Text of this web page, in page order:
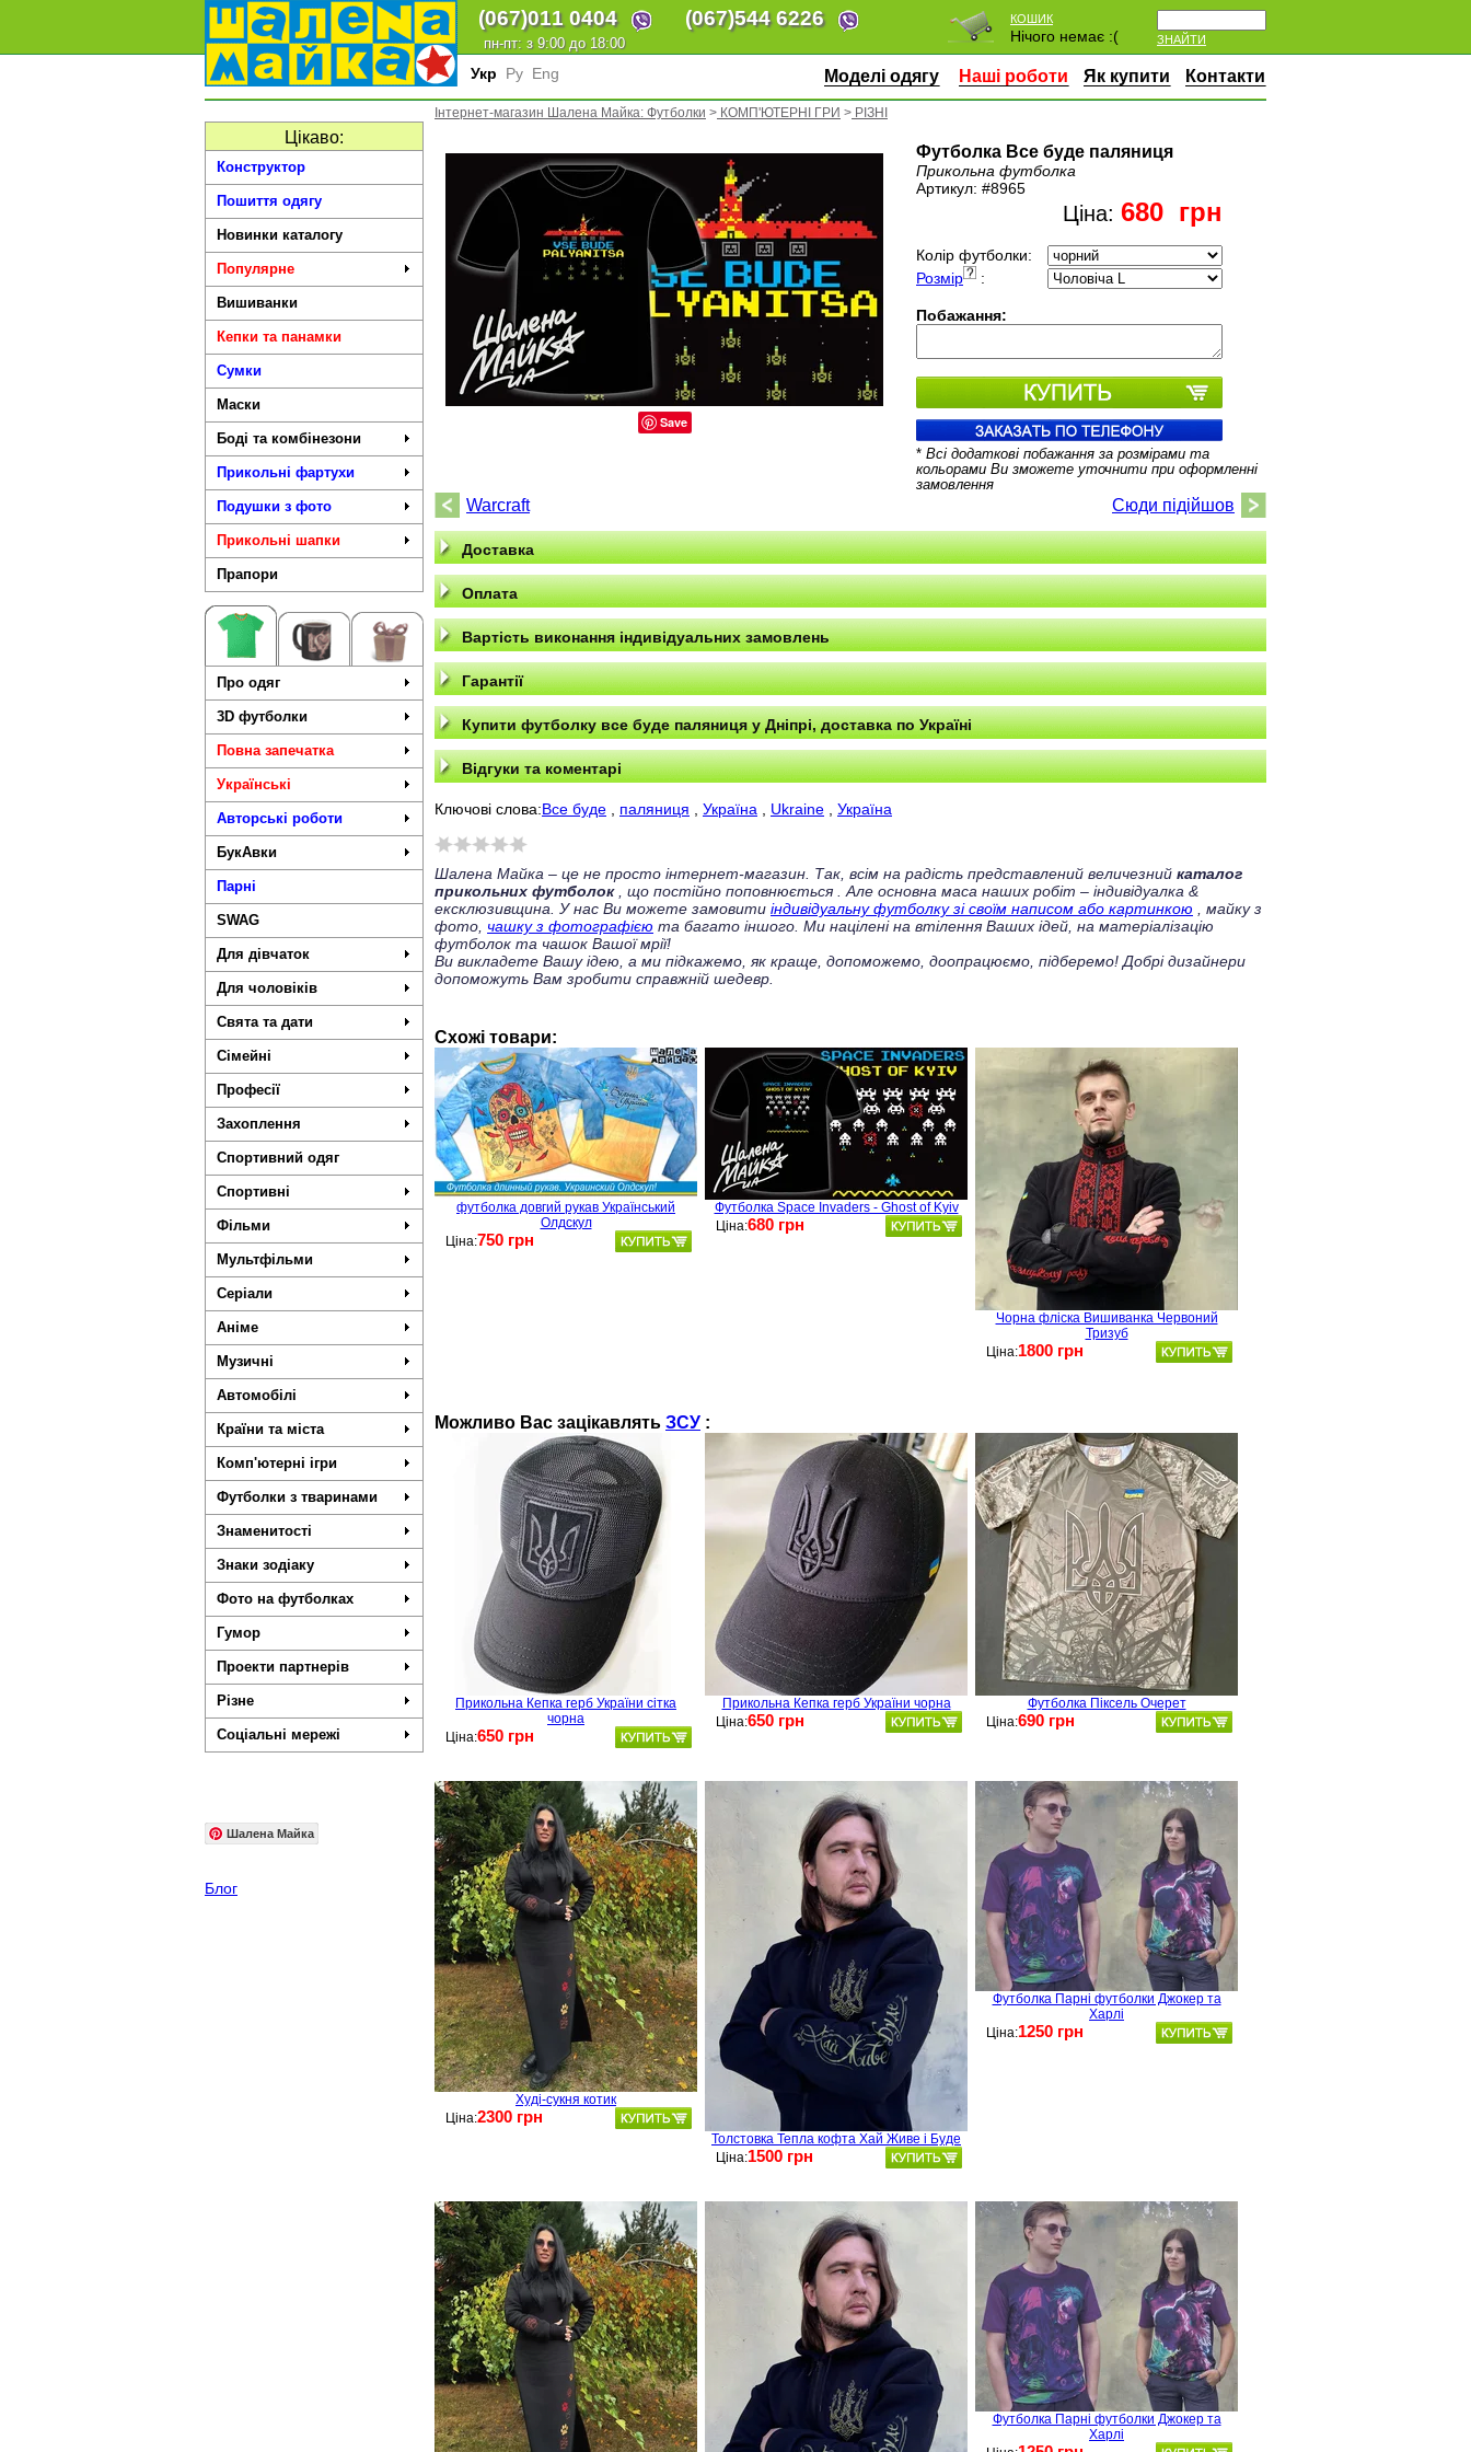
(067)011 0404 (067)544 6226
пн-пт: з 9:00 до 18:00 ЗНАЙТИ
КОШИК
Нічого немає :(
Укр Ру Eng Моделі одягу Наші роботи Як купити Контакти
Цікаво:
Конструктор
Пошиття одягу
Новинки каталогу
Популярне
Вишиванки
Кепки та панамки
Сумки
Маски
Боді та комбінезони
Прикольні фартухи
Подушки з фото
Прикольні шапки
Прапори
Про одяг
3D футболки
Повна запечатка
Українські
Авторські роботи
БукАвки
Парні
SWAG
Для дівчаток
Для чоловіків
Свята та дати
Сімейні
Професії
Захоплення
Спортивний одяг
Спортивні
Фільми
Мультфільми
Серіали
Аніме
Музичні
Автомобілі
Країни та міста
Комп'ютерні ігри
Футболки з тваринами
Знаменитості
Знаки зодіаку
Фото на футболках
Гумор
Проекти партнерів
Різне
Соціальні мережі
Шалена Майка
Блог
Інтернет-магазин Шалена Майка: Футболки > КОМП'ЮТЕРНІ ГРИ > РІЗНІ
Save
Футболка Все буде паляниця
Прикольна футболка
Артикул: #8965
Ціна: 680 грн
Колір футболки:
Розмір
:
Побажання:
* Всі додаткові побажання за розмірами та
кольорами Ви зможете уточнити при оформленні
замовлення
Warcraft Сюди підійшов
Доставка
Оплата
Вартість виконання індивідуальних замовлень
Гарантії
Купити футболку все буде паляниця у Дніпрі, доставка по Україні
Відгуки та коментарі
Ключові слова:Все буде паляниця Україна Ukraine Україна
Шалена Майка – це не просто інтернет-магазин. Так, всім на радість представлений величезний каталог
прикольних футболок, що постійно поповнюється
. Але основна маса наших робіт – індивідуалка &
ексклюзивщина. У нас Ви можете замовити індивідуальну футболку зі своїм написом або картинкою , майку з
фото, чашку з фотографією та багато іншого. Ми націлені на втілення Ваших ідей, на матеріалізацію
футболок та чашок Вашої мрії!
Ви викладете Вашу ідею, а ми підкажемо, як краще, допоможемо, доопрацюємо, підберемо! Добрі дизайнери
допоможуть Вам зробити справжній шедевр.
Схожі товари:
футболка довгий рукав Український
Олдскул
Ціна:750 грн
Футболка Space Invaders - Ghost of Kyiv
Ціна:680 грн
Чорна фліска Вишиванка Червоний
Тризуб
Ціна:1800 грн
Можливо Вас зацікавлять ЗСУ :
Прикольна Кепка герб України сітка
чорна
Ціна:650 грн
Прикольна Кепка герб України чорна
Ціна:650 грн
Футболка Піксель Очерет
Ціна:690 грн
Худі-сукня котик
Ціна:2300 грн
Толстовка Тепла кофта Хай Живе і Буде
Ціна:1500 грн
Футболка Парні футболки Джокер та
Харлі
Ціна:1250 грн
Футболка Парні футболки Джокер та
Харлі